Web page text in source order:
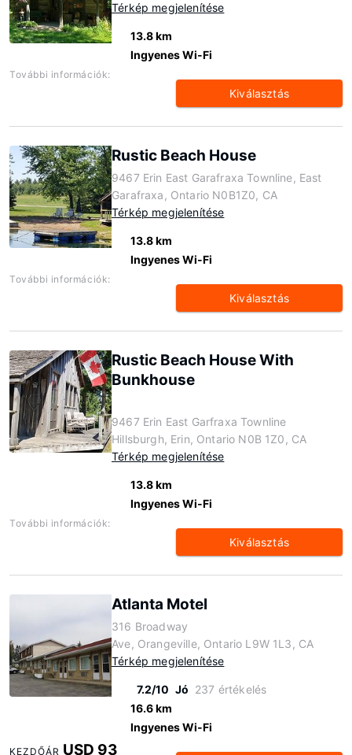
Térkép megjelenítése
13.8 km
Ingyenes Wi-Fi
További információk:
Kiválasztás
Rustic Beach House
9467 Erin East Garafraxa Townline, East
Garafraxa, Ontario N0B1Z0, CA
Térkép megjelenítése
13.8 km
Ingyenes Wi-Fi
További információk:
Kiválasztás
Rustic Beach House With
Bunkhouse
9467 Erin East Garfraxa Townline
Hillsburgh, Erin, Ontario N0B 1Z0, CA
Térkép megjelenítése
13.8 km
Ingyenes Wi-Fi
További információk:
Kiválasztás
Atlanta Motel
316 Broadway
Ave, Orangeville, Ontario L9W 1L3, CA
Térkép megjelenítése
7.2/10 Jó 237 értékelés
16.6 km
Ingyenes Wi-Fi
KEZDŐÁR USD 93